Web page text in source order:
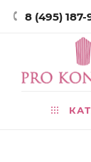
8 (495) 187-